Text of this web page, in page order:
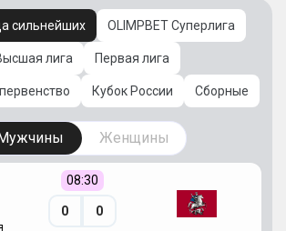
сильнейших OLIMPBET Суперлига
лига Первая лига
Кубок России Сборные
Женщины
08:30
0 0